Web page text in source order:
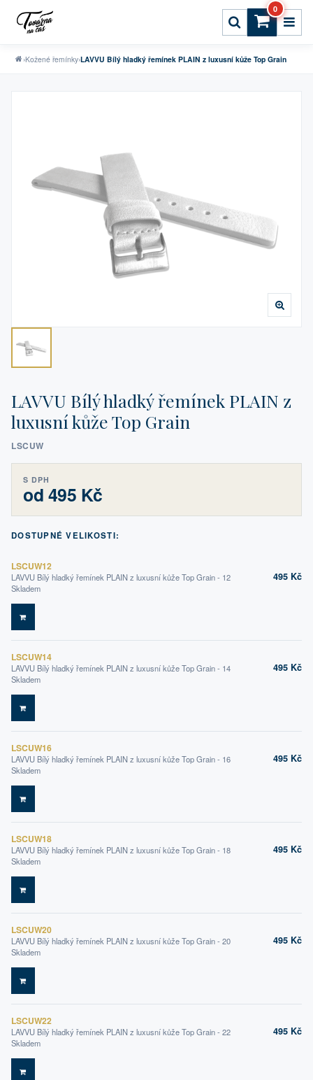
0
›Kožené řemínky›LAVVU Bílý hladký řemínek PLAIN z luxusní kůže Top Grain
LAVVU Bílý hladký řemínek PLAIN z
luxusní kůže Top Grain
LSCUW
S DPH
od 495 Kč
DOSTUPNÉ VELIKOSTI:
LSCUW12
LAVVU Bílý hladký řemínek PLAIN z luxusní kůže Top Grain - 12
Skladem
495 Kč
DO KOŠÍKU
LSCUW14
LAVVU Bílý hladký řemínek PLAIN z luxusní kůže Top Grain - 14
Skladem
495 Kč
DO KOŠÍKU
LSCUW16
LAVVU Bílý hladký řemínek PLAIN z luxusní kůže Top Grain - 16
Skladem
495 Kč
DO KOŠÍKU
LSCUW18
LAVVU Bílý hladký řemínek PLAIN z luxusní kůže Top Grain - 18
Skladem
495 Kč
DO KOŠÍKU
LSCUW20
LAVVU Bílý hladký řemínek PLAIN z luxusní kůže Top Grain - 20
Skladem
495 Kč
DO KOŠÍKU
LSCUW22
LAVVU Bílý hladký řemínek PLAIN z luxusní kůže Top Grain - 22
Skladem
495 Kč
DO KOŠÍKU